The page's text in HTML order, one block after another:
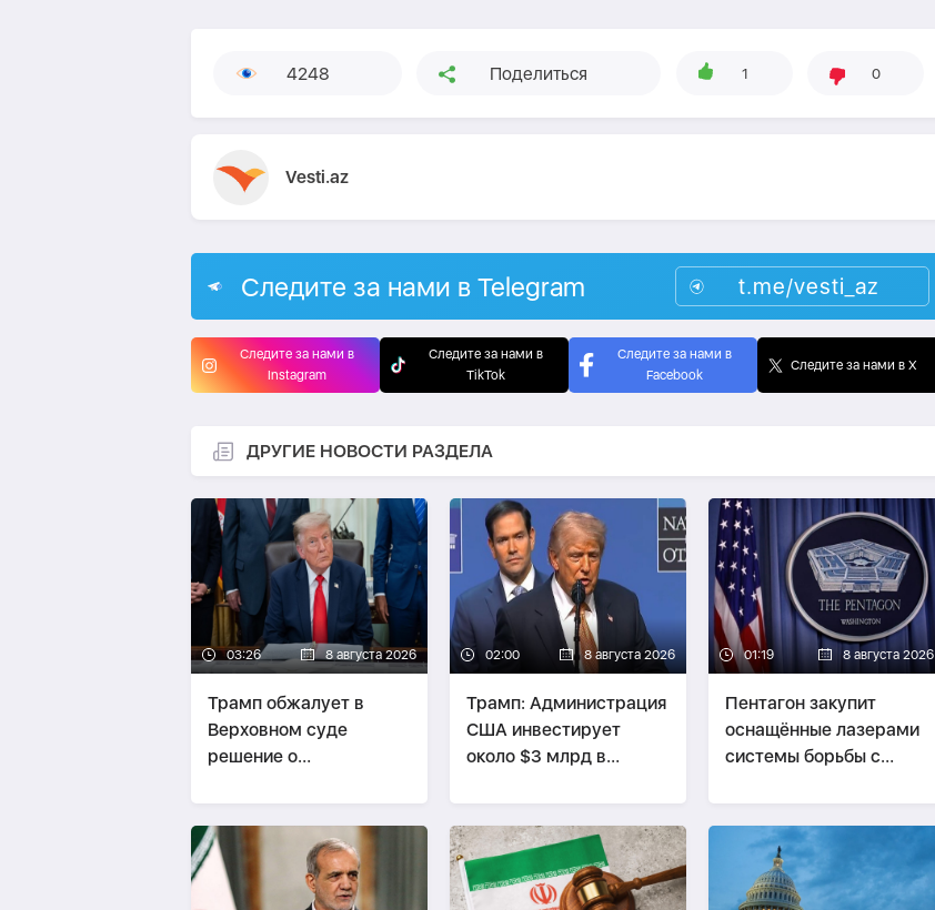
4248 Поделиться 1 0
Vesti.az
Следите за нами в Telegram t.me/vesti_az
Следите за нами в
Instagram
Следите за нами в
TikTok
Следите за нами в
Facebook
Следите за нами в X
ДРУГИЕ НОВОСТИ РАЗДЕЛА
03:26 8 августа 2026
Трамп обжалует в
Верховном суде
решение о
строительства
бального зала в Белом
доме
02:00 8 августа 2026
Трамп: Администрация
США инвестирует
около $3 млрд в
полезных ископаемых
01:19 8 августа 2026
Пентагон закупит
оснащённые лазерами
системы борьбы с